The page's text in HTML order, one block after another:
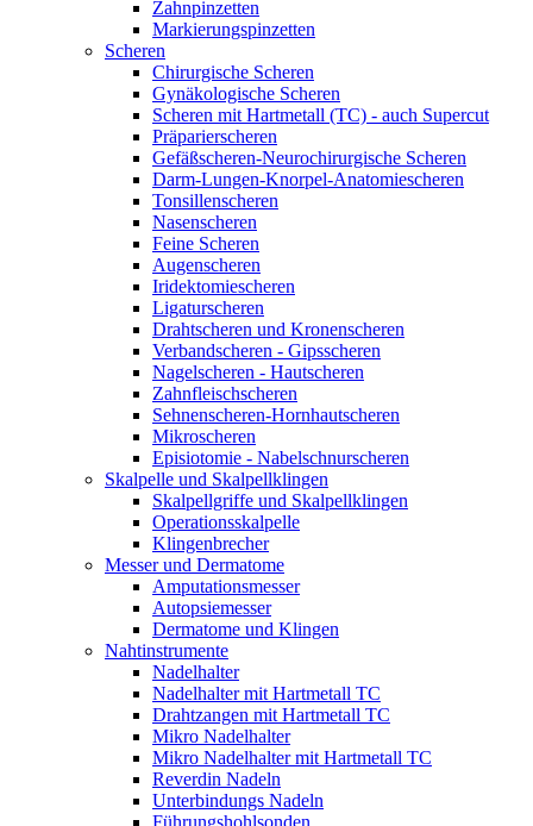
Zahnpinzetten
Markierungspinzetten
Scheren
Chirurgische Scheren
Gynäkologische Scheren
Scheren mit Hartmetall (TC) - auch Supercut
Präparierscheren
Gefäßscheren-Neurochirurgische Scheren
Darm-Lungen-Knorpel-Anatomiescheren
Tonsillenscheren
Nasenscheren
Feine Scheren
Augenscheren
Iridektomiescheren
Ligaturscheren
Drahtscheren und Kronenscheren
Verbandscheren - Gipsscheren
Nagelscheren - Hautscheren
Zahnfleischscheren
Sehnenscheren-Hornhautscheren
Mikroscheren
Episiotomie - Nabelschnurscheren
Skalpelle und Skalpellklingen
Skalpellgriffe und Skalpellklingen
Operationsskalpelle
Klingenbrecher
Messer und Dermatome
Amputationsmesser
Autopsiemesser
Dermatome und Klingen
Nahtinstrumente
Nadelhalter
Nadelhalter mit Hartmetall TC
Drahtzangen mit Hartmetall TC
Mikro Nadelhalter
Mikro Nadelhalter mit Hartmetall TC
Reverdin Nadeln
Unterbindungs Nadeln
Führungshohlsonden